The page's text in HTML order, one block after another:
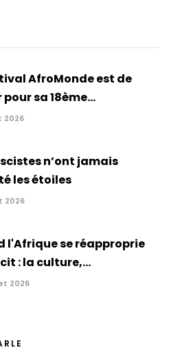
AfroMonde est de
sa 18ème...
2026
n’ont jamais
les étoiles
2026
l'Afrique se réapproprie
: la culture,...
2026